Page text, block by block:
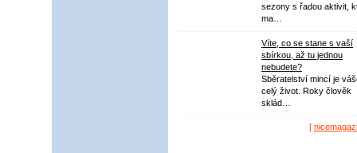
sezony s řadou aktivit,
ma…
Víte, co se stane s vaší
sbírkou, až tu jednou
nebudete?
Sběratelství mincí je
celý život. Roky člověk
sklád…
[